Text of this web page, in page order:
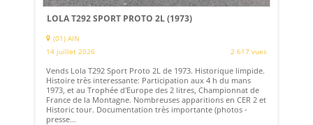
LOLA T292 SPORT PROTO 2L (1973)
(01) AIN
14 juillet 2026
2 617 vues
Vends Lola T292 Sport Proto 2L de 1973. Historique limpide.
Histoire très interessante: Participation aux 4 h du mans
1973, et au Trophée d'Europe des 2 litres, Championnat de
France de la Montagne. Nombreuses apparitions en CER 2 et
Historic tour. Documentation très importante (photos -
presse...